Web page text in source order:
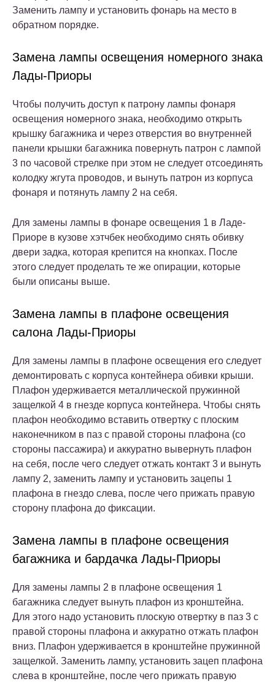
Заменить лампу и установить фонарь на место в
обратном порядке.
Замена лампы освещения номерного знака
Лады-Приоры
Чтобы получить доступ к патрону лампы фонаря
освещения номерного знака, необходимо открыть
крышку багажника и через отверстия во внутренней
панели крышки багажника повернуть патрон с лампой
3 по часовой стрелке при этом не следует отсоединять
колодку жгута проводов, и вынуть патрон из корпуса
фонаря и потянуть лампу 2 на себя.
Для замены лампы в фонаре освещения 1 в Ладе-
Приоре в кузове хэтчбек необходимо снять обивку
двери задка, которая крепится на кнопках. После
этого следует проделать те же опирации, которые
были описаны выше.
Замена лампы в плафоне освещения
салона Лады-Приоры
Для замены лампы в плафоне освещения его следует
демонтировать с корпуса контейнера обивки крыши.
Плафон удерживается металлической пружинной
защелкой 4 в гнезде корпуса контейнера. Чтобы снять
плафон необходимо вставить отвертку с плоским
наконечником в паз с правой стороны плафона (со
стороны пассажира) и аккуратно вывернуть плафон
на себя, после чего следует отжать контакт 3 и вынуть
лампу 2, заменить лампу и установить зацепы 1
плафона в гнездо слева, после чего прижать правую
сторону плафона до фиксации.
Замена лампы в плафоне освещения
багажника и бардачка Лады-Приоры
Для замены лампы 2 в плафоне освещения 1
багажника следует вынуть плафон из кронштейна.
Для этого надо установить плоскую отвертку в паз 3 с
правой стороны плафона и аккуратно отжать плафон
вниз. Плафон удерживается в кронштейне пружинной
защелкой. Заменить лампу, установить зацеп плафона
слева в кронштейне, после чего прижать правую